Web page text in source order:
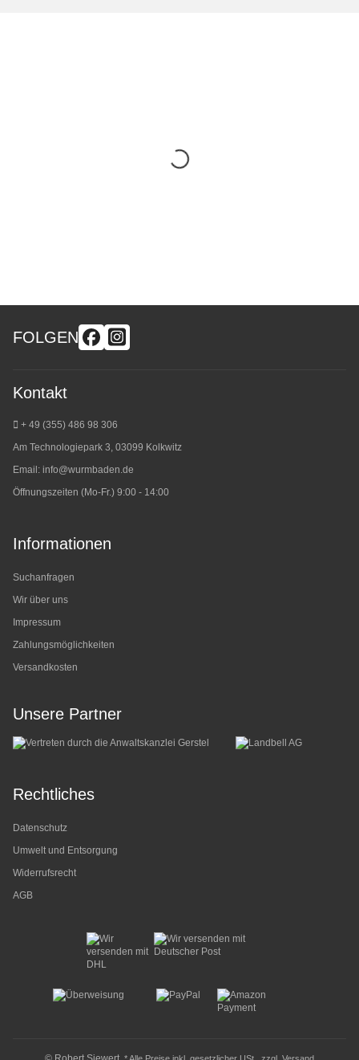
FOLGEN
Kontakt
+ 49 (355) 486 98 306
Am Technologiepark 3, 03099 Kolkwitz
Email: info@wurmbaden.de
Öffnungszeiten (Mo-Fr.) 9:00 - 14:00
Informationen
Suchanfragen
Wir über uns
Impressum
Zahlungsmöglichkeiten
Versandkosten
Unsere Partner
Rechtliches
Datenschutz
Umwelt und Entsorgung
Widerrufsrecht
AGB